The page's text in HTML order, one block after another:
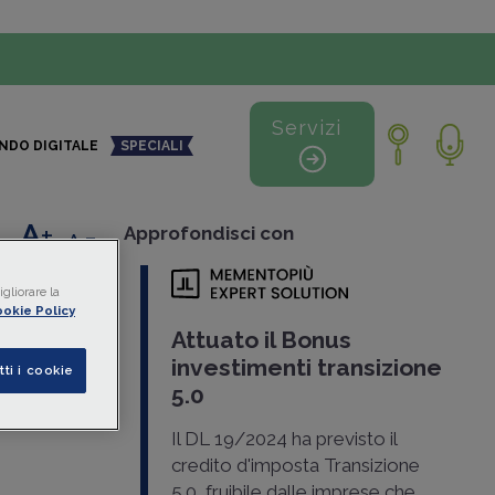
DIGITALE SPECIALI
Servizi
+ - Approfondisci con
Attuato il Bonus
investimenti transizione
5.0
Il DL 19/2024 ha previsto il
credito d'imposta Transizione
la
Policy
i cookie